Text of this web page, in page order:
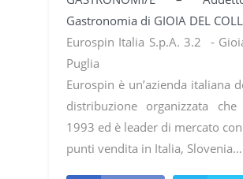
Gastronomia di GIOIA DEL
Eurospin Italia S.p.A. 3.2 -
Puglia
Eurospin è un’azienda italiana
distribuzione organizzata
1993 ed è leader di mercato
punti vendita in Italia, Slovenia…